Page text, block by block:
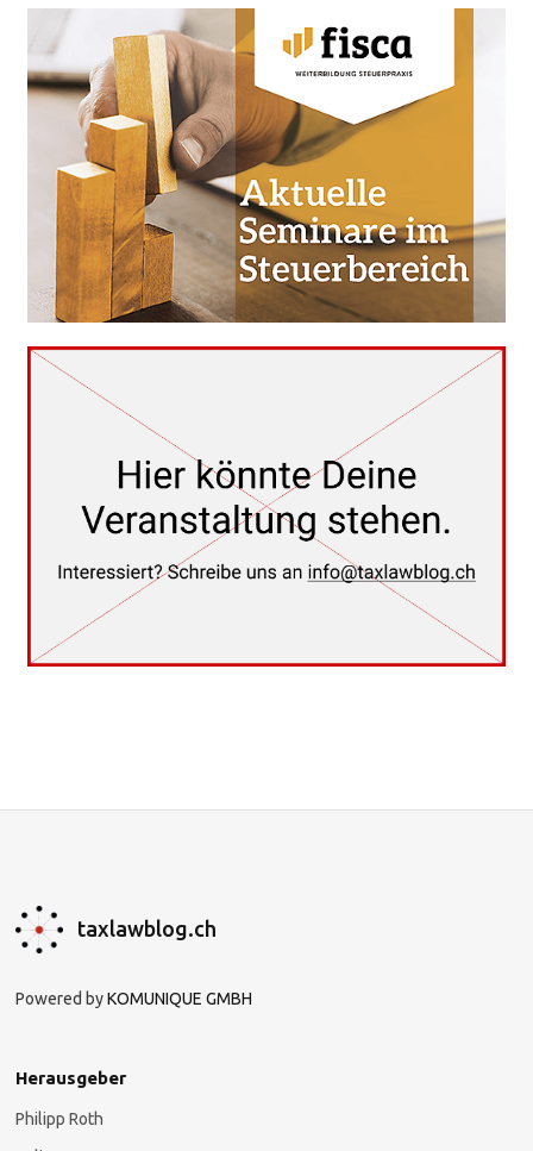
taxlawblog.ch
Powered byKOMUNIQUE GMBH
Herausgeber
Philipp Roth